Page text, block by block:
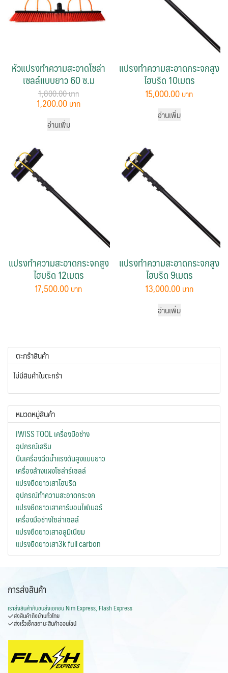
หัวแปรงทำความสะอาดโซล่า
เซลล์แบบยาว 60 ซ.ม
1,800.00
Original
was:
1,200.00 Current
อ่านเพิ่ม
แปรงทำความสะอาดกระจกสูง
ไฮบริด 10เมตร
15,000.00
อ่านเพิ่ม
แปรงทำความสะอาดกระจกสูง
ไฮบริด 12เมตร
17,500.00
แปรงทำความสะอาดกระจกสูง
ไฮบริด 9เมตร
13,000.00
อ่านเพิ่ม
ตะกร้าสินค้า
ไม่มีสินค้าในตะกร้า
หมวดหมู่สินค้า
IWISS TOOL เครื่องมือช่าง
อุปกรณ์เสริม
ปืนเครื่องฉีดน้ำแรงดันสูงแบบยาว
เครื่องล้างแผงโซล่าร์เซลล์
แปรงยืดยาวเสาไฮบริด
อุปกรณ์ทำความสะอาดกระจก
แปรงยืดยาวเสาคาร์บอนไฟเบอร์
เครื่องมือช่างโซล่าเซลล์
แปรงยืดยาวเสาอลูมิเนียม
แปรงยืดยาวเสา3k full carbon
การส่งสินค้า
เราส่งสินค้ากับขนส่งเอกชน Nim Express, Flash Express
ส่งสินค้าถึงบ้านทั่วไทย
ส่งเร็วเช็คสถานะสินค้าออนไลน์